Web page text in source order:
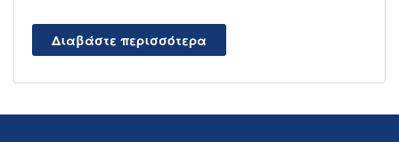
Διαβάστε περισσότερα